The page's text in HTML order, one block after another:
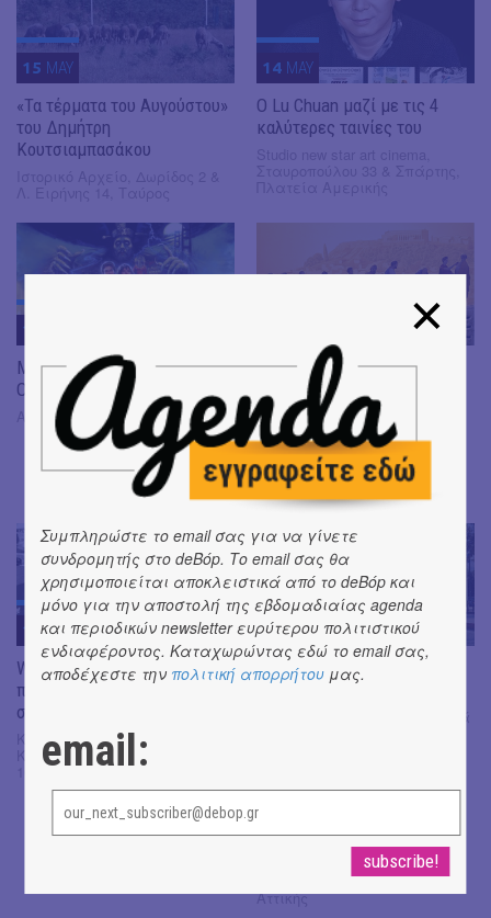
15 MAY
«Τα τέρματα του Αυγούστου»
του Δημήτρη
Κουτσιαμπασάκου
14 MAY
O Lu Chuan μαζί με τις 4
καλύτερες ταινίες του
11
Midnight Express: ’80s Night
Out
Ακαδημία Πλάτωνος
Avant-première του
ντοκιμαντέρ «Το λίκνο της
Δημοκρατίας» της Florence
Tran
Auditorium Theo Angelopoulos –
Γαλλικό Ινστιτούτο Ελλάδος,
Σίνα 3, Αθήνα
11 MAY
We are Fugazi: Ειδική
προβολή για φιλανθρωπικό
σκοπό
Κινηματογράφος Τριανόν,
Κοδριγκτώνος 21 & Πατησίων
10 MAY
Νικολέτα Παράσχη | Ιερά
Οδός, 21 χλμ.
Θεσσαλονίκη,
Κινηματοθέατρο Ρένα
Βλαχοπούλου, Ναύαρχου
Κουντουριώτη Παύλου 40 &
Μυριοφύτου 55, Αιγάλεω
Αττικής
Συμπληρώστε το email σας για να γίνετε
συνδρομητής στο deBόp. Το email σας θα
χρησιμοποιείται αποκλειστικά από το deBόp και
μόνο για την αποστολή της εβδομαδιαίας agenda
και περιοδικών newsletter ευρύτερου πολιτιστικού
ενδιαφέροντος. Καταχωρώντας εδώ το email σας,
αποδέχεστε την πολιτική απορρήτου μας.
email: